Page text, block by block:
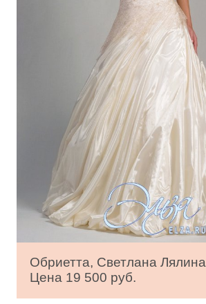
Обриетта, Светлана Лялина
Цена 19 500 руб.